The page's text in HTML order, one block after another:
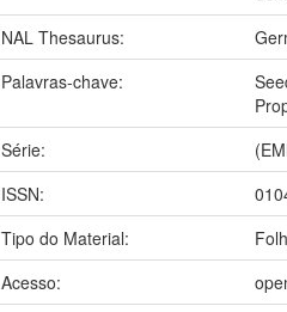
NAL Thesaurus:
Palavras-chave:
Série:
ISSN:
Tipo do Material:
Acesso: